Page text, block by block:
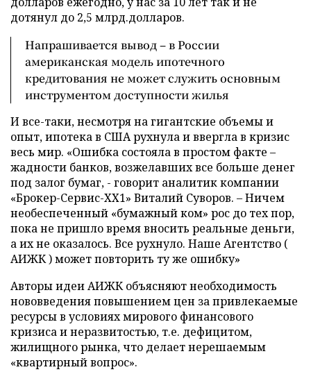
дотянул до 2,5 млрд.долларов.
Напрашивается вывод – в России
американская модель ипотечного
кредитования не может служить основным
инструментом доступности жилья
И все-таки, несмотря на гигантские объемы и
опыт, ипотека в США рухнула и ввергла в кризис
весь мир. «Ошибка состояла в простом факте –
жадности банков, возжелавших все больше денег
под залог бумаг, - говорит аналитик компании
«Брокер-Сервис-ХХ1» Виталий Суворов. – Ничем
необеспеченный «бумажный ком» рос до тех пор,
пока не пришло время вносить реальные деньги,
а их не оказалось. Все рухнуло. Наше Агентство (
АИЖК ) может повторить ту же ошибку»
Авторы идеи АИЖК объясняют необходимость
нововведения повышением цен за привлекаемые
ресурсы в условиях мирового финансового
кризиса и неразвитостью, т.е. дефицитом,
жилищного рынка, что делает нерешаемым
«квартирный вопрос».